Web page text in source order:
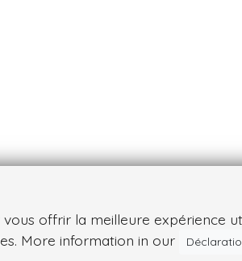
offrir la meilleure expérience
More information in our